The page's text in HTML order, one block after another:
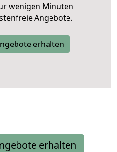
wenigen Minuten
Angebote.
erhalten
erhalten